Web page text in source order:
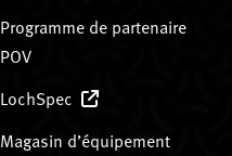
Programme de partenaire
POV
LochSpec
Magasin d’équipement